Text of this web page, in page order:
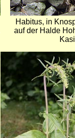
Habitus, in
auf der Halde